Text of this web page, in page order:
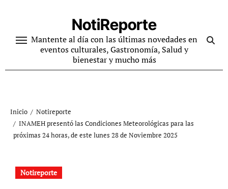
contenido
NotiReporte
Mantente al día con las últimas novedades en
eventos culturales, Gastronomía, Salud y
bienestar y mucho más
Inicio
Notireporte
INAMEH presentó las Condiciones Meteorológicas para las
próximas 24 horas, de este lunes 28 de Noviembre 2025
Notireporte